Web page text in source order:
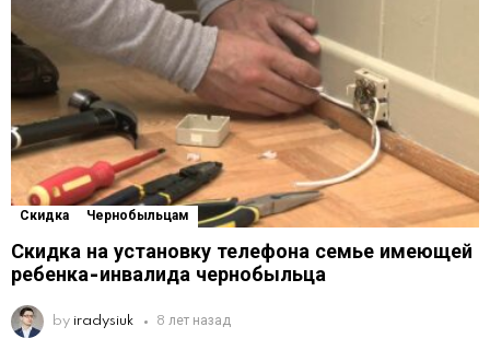
Скидка Чернобыльцам
Скидка на установку телефона семье имеющей
ребенка-инвалида чернобыльца
by iradysiuk 8 лет назад